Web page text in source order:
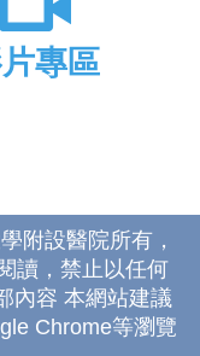
專區
附設醫院所有，
讀，禁止以任何
內容 本網站建議
Chrome等瀏覽